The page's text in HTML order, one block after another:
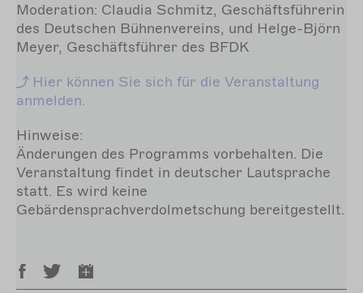
Moderation: Claudia Schmitz, Geschäftsführerin
des Deutschen Bühnenvereins, und Helge-Björn
Meyer, Geschäftsführer des BFDK
Hier können Sie sich für die Veranstaltung
anmelden.
Hinweise:
Änderungen des Programms vorbehalten. Die
Veranstaltung findet in deutscher Lautsprache
statt. Es wird keine
Gebärdensprachverdolmetschung bereitgestellt.